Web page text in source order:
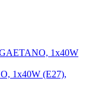
1х40W (E27),